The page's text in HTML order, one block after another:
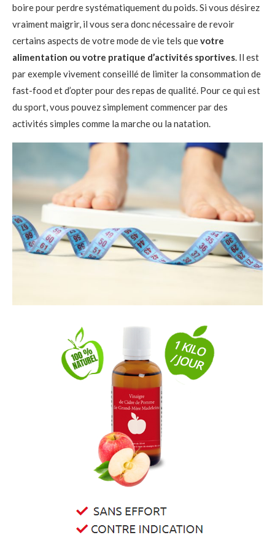
boire pour perdre systématiquement du poids. Si vous désirez
vraiment maigrir, il vous sera donc nécessaire de revoir
certains aspects de votre mode de vie tels quevotre
alimentation ou votre pratique d’activités sportives. Il est
par exemple vivement conseillé de limiter la consommation de
fast-food et d’opter pour des repas de qualité. Pour ce qui est
du sport, vous pouvez simplement commencer par des
activités simples comme la marche ou la natation.